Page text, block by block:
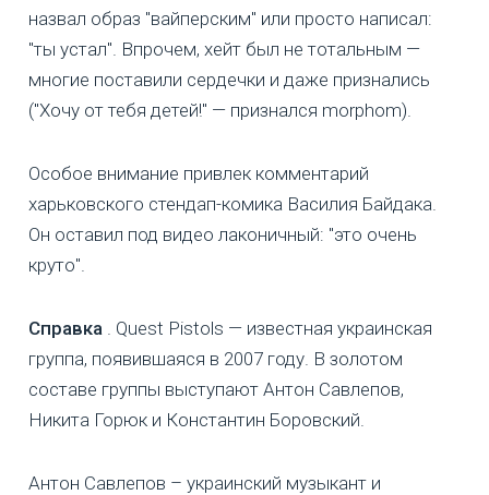
назвал образ "вайперским" или просто написал:
"ты устал". Впрочем, хейт был не тотальным —
многие поставили сердечки и даже признались
("Хочу от тебя детей!" — признался morphom).
Особое внимание привлек комментарий
харьковского стендап-комика Василия Байдака.
Он оставил под видео лаконичный: "это очень
круто".
Справка . Quest Pistols — известная украинская
группа, появившаяся в 2007 году. В золотом
составе группы выступают Антон Савлепов,
Никита Горюк и Константин Боровский.
Антон Савлепов – украинский музыкант и